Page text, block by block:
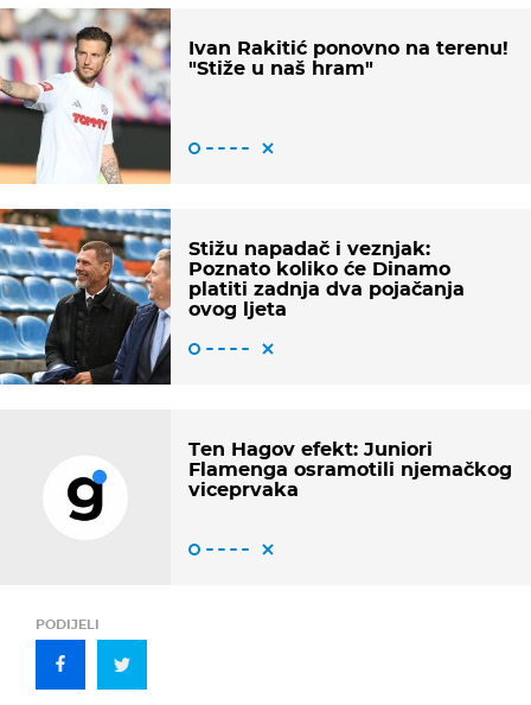
Ivan Rakitić ponovno na terenu!
"Stiže u naš hram"
Stižu napadač i veznjak:
Poznato koliko će Dinamo
platiti zadnja dva pojačanja
ovog ljeta
Ten Hagov efekt: Juniori
Flamenga osramotili njemačkog
viceprvaka
PODIJELI